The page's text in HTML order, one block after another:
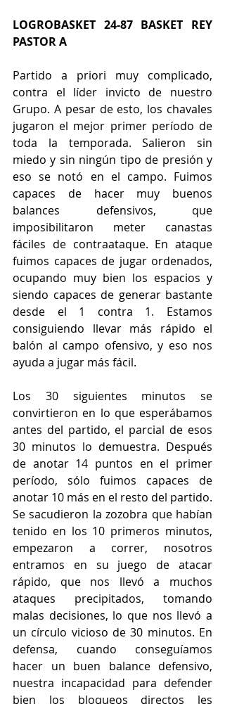
LOGROBASKET 24-87 BASKET REY
PASTOR A
Partido a priori muy complicado,
contra el líder invicto de nuestro
Grupo. A pesar de esto, los chavales
jugaron el mejor primer período de
toda la temporada. Salieron sin
miedo y sin ningún tipo de presión y
eso se notó en el campo. Fuimos
capaces de hacer muy buenos
balances defensivos, que
imposibilitaron meter canastas
fáciles de contraataque. En ataque
fuimos capaces de jugar ordenados,
ocupando muy bien los espacios y
siendo capaces de generar bastante
desde el 1 contra 1. Estamos
consiguiendo llevar más rápido el
balón al campo ofensivo, y eso nos
ayuda a jugar más fácil.
Los 30 siguientes minutos se
convirtieron en lo que esperábamos
antes del partido, el parcial de esos
30 minutos lo demuestra. Después
de anotar 14 puntos en el primer
período, sólo fuimos capaces de
anotar 10 más en el resto del partido.
Se sacudieron la zozobra que habían
tenido en los 10 primeros minutos,
empezaron a correr, nosotros
entramos en su juego de atacar
rápido, que nos llevó a muchos
ataques precipitados, tomando
malas decisiones, lo que nos llevó a
un círculo vicioso de 30 minutos. En
defensa, cuando conseguíamos
hacer un buen balance defensivo,
nuestra incapacidad para defender
bien los bloqueos directos les